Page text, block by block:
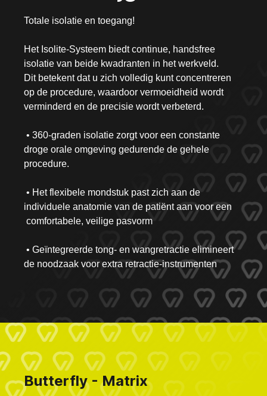
Totale isolatie en toegang!
Het Isolite-Systeem biedt continue, handsfree
isolatie van beide kwadranten in het werkveld.
Dit betekent dat u zich volledig kunt concentreren
op de procedure, waardoor vermoeidheid wordt
verminderd en de precisie wordt verbeterd.
• 360-graden isolatie zorgt voor een constante
droge orale omgeving gedurende de gehele
procedure.
• Het flexibele mondstuk past zich aan de
individuele anatomie van de patiënt aan voor een
comfortabele, veilige pasvorm
• Geïntegreerde tong- en wangretractie elimineert
de noodzaak voor extra retractie-instrumenten
Butterfly - Matrix